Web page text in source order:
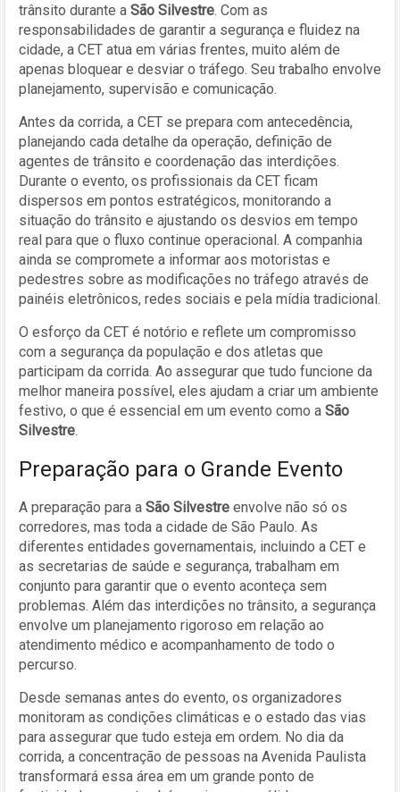
trânsito durante a São Silvestre. Com as
responsabilidades de garantir a segurança e fluidez na
cidade, a CET atua em várias frentes, muito além de
apenas bloquear e desviar o tráfego. Seu trabalho envolve
planejamento, supervisão e comunicação.
Antes da corrida, a CET se prepara com antecedência,
planejando cada detalhe da operação, definição de
agentes de trânsito e coordenação das interdições.
Durante o evento, os profissionais da CET ficam
dispersos em pontos estratégicos, monitorando a
situação do trânsito e ajustando os desvios em tempo
real para que o fluxo continue operacional. A companhia
ainda se compromete a informar aos motoristas e
pedestres sobre as modificações no tráfego através de
painéis eletrônicos, redes sociais e pela mídia tradicional.
O esforço da CET é notório e reflete um compromisso
com a segurança da população e dos atletas que
participam da corrida. Ao assegurar que tudo funcione da
melhor maneira possível, eles ajudam a criar um ambiente
festivo, o que é essencial em um evento como a São
Silvestre.
Preparação para o Grande Evento
A preparação para a São Silvestre envolve não só os
corredores, mas toda a cidade de São Paulo. As
diferentes entidades governamentais, incluindo a CET e
as secretarias de saúde e segurança, trabalham em
conjunto para garantir que o evento aconteça sem
problemas. Além das interdições no trânsito, a segurança
envolve um planejamento rigoroso em relação ao
atendimento médico e acompanhamento de todo o
percurso.
Desde semanas antes do evento, os organizadores
monitoram as condições climáticas e o estado das vias
para assegurar que tudo esteja em ordem. No dia da
corrida, a concentração de pessoas na Avenida Paulista
transformará essa área em um grande ponto de